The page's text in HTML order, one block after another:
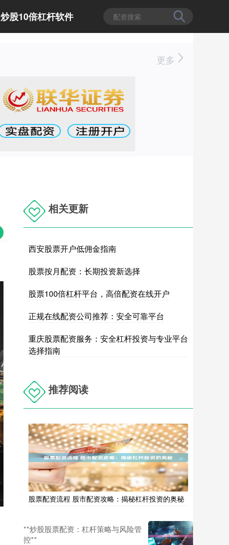
炒股10倍杠杆软件
更多
相关更新
西安股票开户低佣金指南
股票按月配资：长期投资新选择
股票100倍杠杆平台，高倍配资在线开户
正规在线配资公司推荐：安全可靠平台
重庆股票配资服务：安全杠杆投资与专业平台
选择指南
推荐阅读
股票配资流程 股市配资攻略：揭秘杠杆投资的奥秘
**炒股股票配资：杠杆策略与风险管
控**